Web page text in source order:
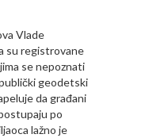
Vlade
su registrovane
se nepoznati
geodetski
da građani
po
lažno je